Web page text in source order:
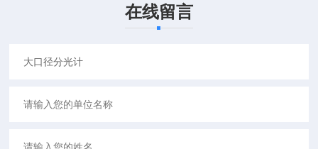
在线留言